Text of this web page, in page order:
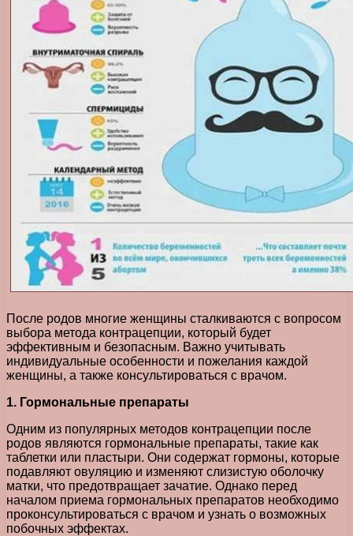
После родов многие женщины сталкиваются с вопросом
выбора метода контрацепции, который будет
эффективным и безопасным. Важно учитывать
индивидуальные особенности и пожелания каждой
женщины, а также консультироваться с врачом.
1. Гормональные препараты
Одним из популярных методов контрацепции после
родов являются гормональные препараты, такие как
таблетки или пластыри. Они содержат гормоны, которые
подавляют овуляцию и изменяют слизистую оболочку
матки, что предотвращает зачатие. Однако перед
началом приема гормональных препаратов необходимо
проконсультироваться с врачом и узнать о возможных
побочных эффектах.